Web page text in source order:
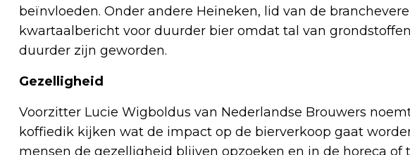
beïnvloeden. Onder andere Heineken, lid van de
kwartaalbericht voor duurder bier omdat tal van
duurder zijn geworden.
Gezelligheid
Voorzitter Lucie Wigboldus van Nederlandse Brouwers noemt
koffiedik kijken wat de impact op de bierverkoop gaat
mensen de gezelligheid blijven opzoeken en in de horeca of